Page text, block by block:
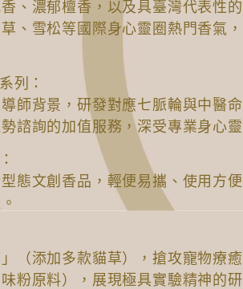
、濃郁檀香，以及具臺灣代表性
、雪松等國際身心靈圈熱門香氣
列：
師背景，研發對應七脈輪與中醫
諮詢的加值服務，深受專業身心
態文創香品，輕便易攜、使用方
（添加多款貓草），搶攻寵物療
粉原料），展現極具實驗精神的研